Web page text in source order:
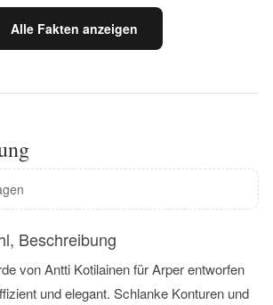
Alle Fakten anzeigen
Beschreibung
von Antti Kotilainen für Arper entworfen
und elegant. Schlanke Konturen und